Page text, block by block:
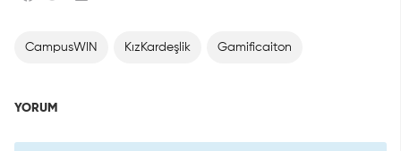
CampusWIN KızKardeşlik Gamificaiton
YORUM